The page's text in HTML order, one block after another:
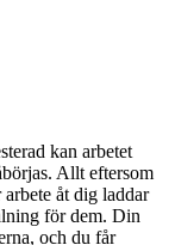
kan arbetet
Allt eftersom
åt dig laddar
för dem. Din
och du får